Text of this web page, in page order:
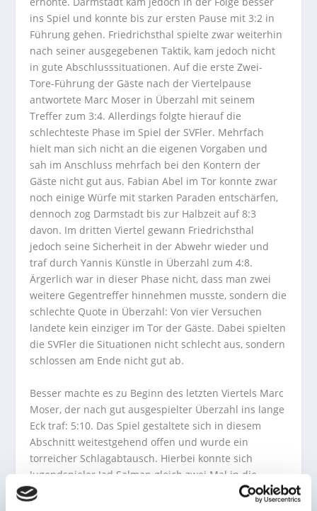
ins Spiel und konnte bis zur ersten Pause mit 3:2 in
Führung gehen. Friedrichsthal spielte zwar weiterhin
nach seiner ausgegebenen Taktik, kam jedoch nicht
in gute Abschlusssituationen. Auf die erste Zwei-
Tore-Führung der Gäste nach der Viertelpause
antwortete Marc Moser in Überzahl mit seinem
Treffer zum 3:4. Allerdings folgte hierauf die
schlechteste Phase im Spiel der SVFler. Mehrfach
hielt man sich nicht an die eigenen Vorgaben und
sah im Anschluss mehrfach bei den Kontern der
Gäste nicht gut aus. Fabian Abel im Tor konnte zwar
noch einige Würfe mit starken Paraden entschärfen,
dennoch zog Darmstadt bis zur Halbzeit auf 8:3
davon. Im dritten Viertel gewann Friedrichsthal
jedoch seine Sicherheit in der Abwehr wieder und
traf durch Yannis Künstle in Überzahl zum 4:8.
Ärgerlich war in dieser Phase nicht, dass man zwei
weitere Gegentreffer hinnehmen musste, sondern die
schlechte Quote in Überzahl: Von vier Versuchen
landete kein einziger im Tor der Gäste. Dabei spielten
die SVFler die Situationen nicht schlecht aus, sondern
schlossen am Ende nicht gut ab.
Besser machte es zu Beginn des letzten Viertels Marc
Moser, der nach gut ausgespielter Überzahl ins lange
Eck traf: 5:10. Das Spiel gestaltete sich in diesem
Abschnitt weitestgehend offen und wurde ein
torreicher Schlagabtausch. Hierbei konnte sich
Jugendspieler Jad Salman gleich zwei Mal in die
Torschützenliste eintragen: Gerade der erste Treffer,
ein überraschender Schuss im Konter aus sechs